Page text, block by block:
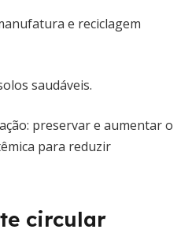
e reciclagem
saudáveis.
preservar e aumentar o
para reduzir
circular